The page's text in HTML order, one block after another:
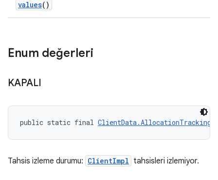
values()
Enum değerleri
KAPALI
public static final
Tahsis izleme durumu: ClientImpl tahsisleri izlemiyor.